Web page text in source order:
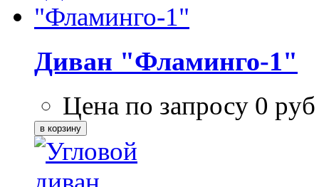
Диван "Фламинго-1"
Цена по запросу 0 руб